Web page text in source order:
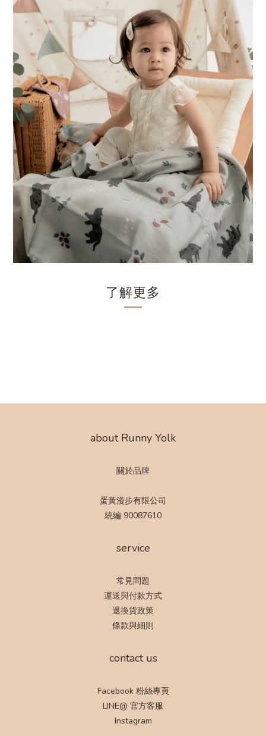
了解更多
about Runny Yolk
關於品牌
蛋黃漫步有限公司
統編 90087610
service
常見問題
運送與付款方式
退換貨政策
條款與細則
contact us
Facebook 粉絲專頁
LINE@ 官方客服
Instagram